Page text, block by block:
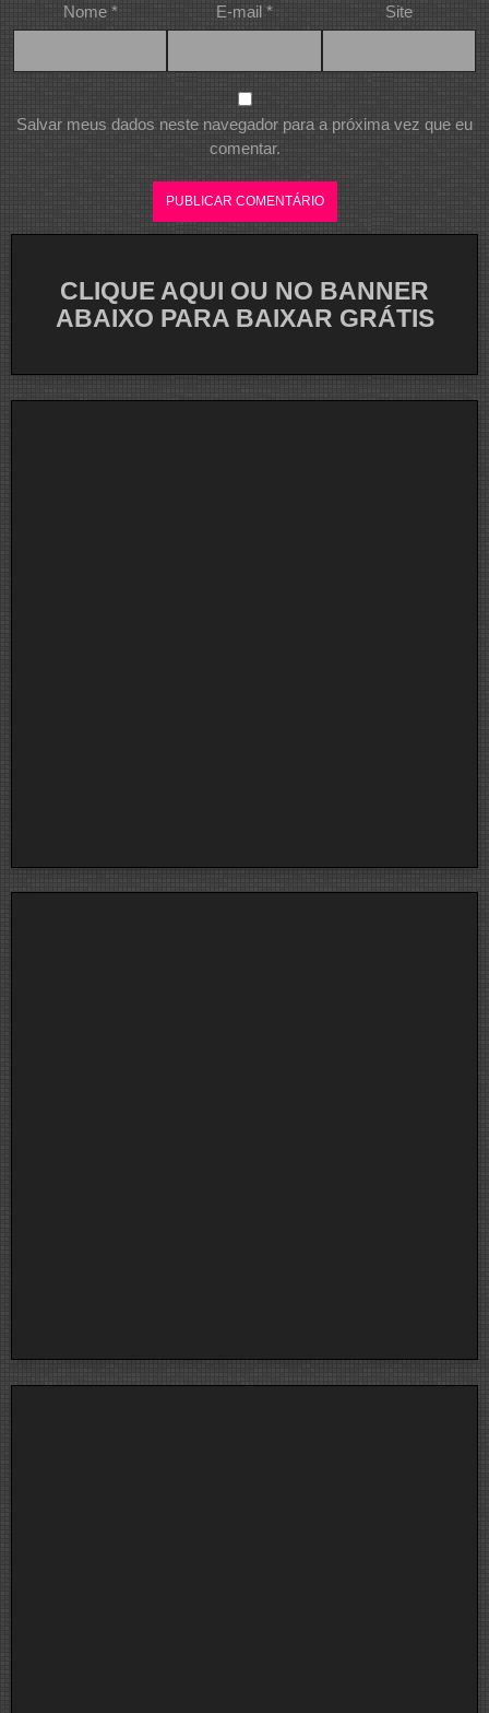
Nome * E-mail * Site
Salvar meus dados neste navegador para a próxima vez que eu
comentar.
CLIQUE AQUI OU NO BANNER
ABAIXO PARA BAIXAR GRÁTIS